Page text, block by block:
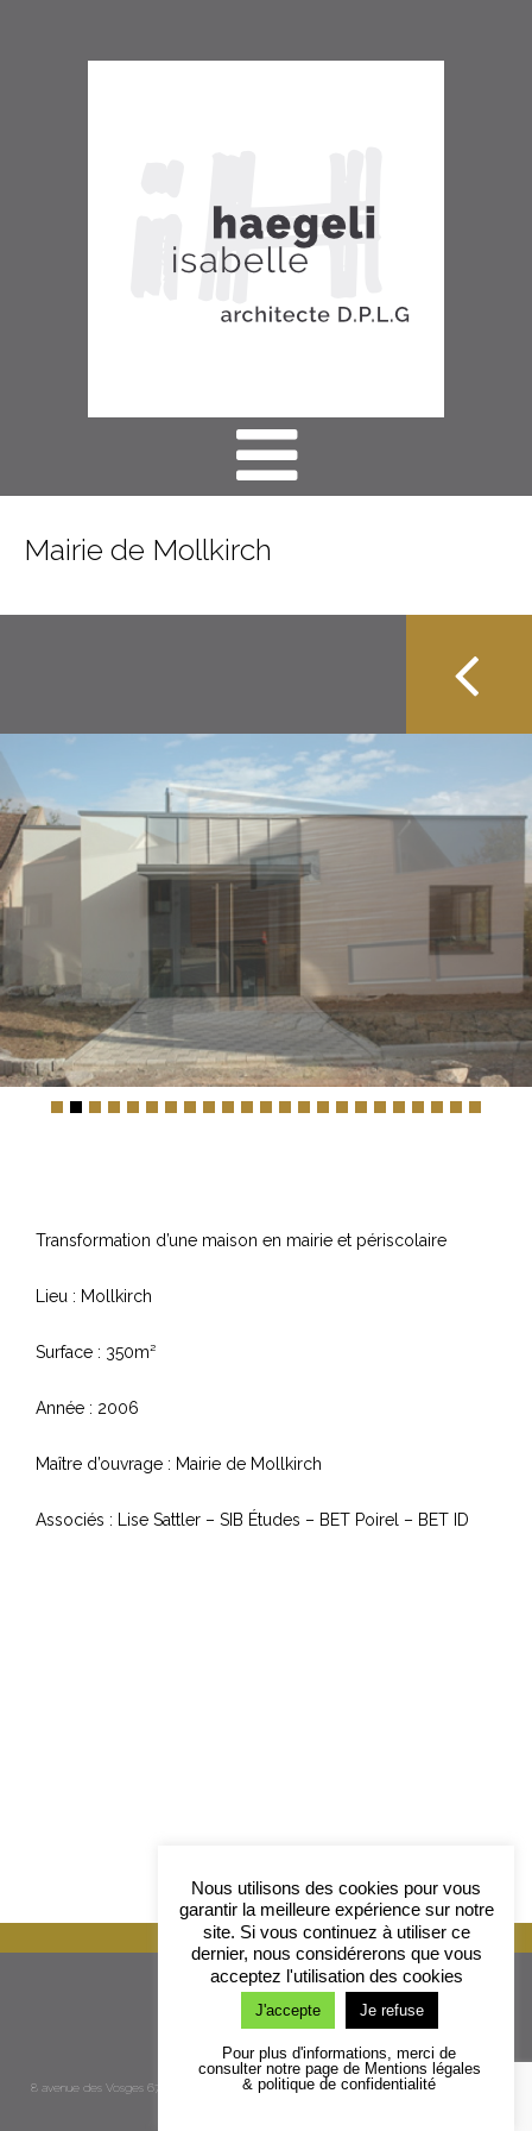
Mairie de Mollkirch
Transformation d’une maison en mairie et périscolaire
Lieu : Mollkirch
Surface : 350m²
Année : 2006
Maître d’ouvrage : Mairie de Mollkirch
Associés : Lise Sattler – SIB Études – BET Poirel – BET ID
8 avenue des Vosges 67000 Strasbourg - France / T. 03 88 35 76 02 / M. 06 77 14 28 28
Nous utilisons des cookies pour vous
garantir la meilleure expérience sur notre
site. Si vous continuez à utiliser ce
dernier, nous considérerons que vous
acceptez l'utilisation des cookies
J'accepte Je refuse
Pour plus d'informations, merci de
consulter notre page de Mentions légales
& politique de confidentialité